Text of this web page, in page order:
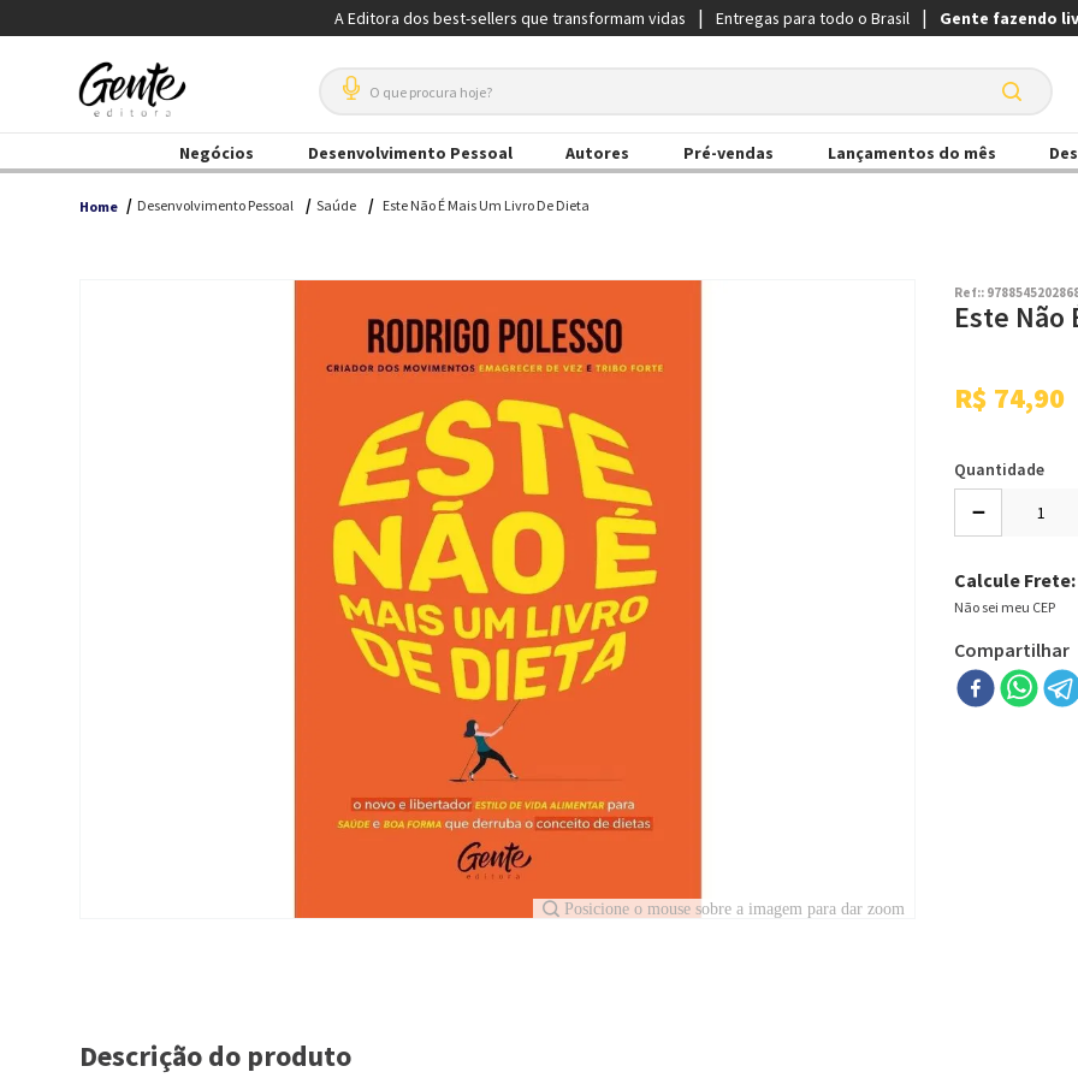
A Editora dos best-sellers que transformam vidas Entregas para todo o Brasil Gente fazendo
O que procura hoje?
Negócios Desenvolvimento Pessoal Autores Pré-vendas Lançamentos do mês
Home Desenvolvimento Pessoal Saúde Este Não É Mais Um Livro De Dieta
Ref::
Este Não
R$ 74,90
Quantidade
－
Calcule Frete:
Não sei meu CEP
Compartilhar
Descrição do produto